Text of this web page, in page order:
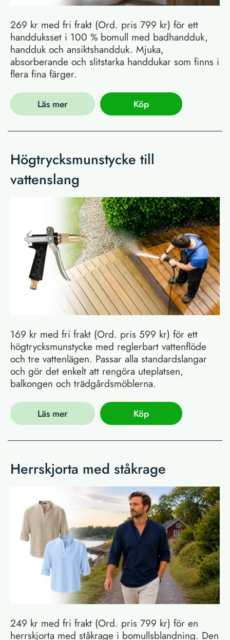
269 kr med fri frakt (Ord. pris 799 kr) för ett
handduksset i 100 % bomull med badhandduk,
handduk och ansiktshandduk. Mjuka,
absorberande och slitstarka handdukar som finns i
flera fina färger.
Läs mer Köp
Högtrycksmunstycke till
vattenslang
169 kr med fri frakt (Ord. pris 599 kr) för ett
högtrycksmunstycke med reglerbart vattenflöde
och tre vattenlägen. Passar alla standardslangar
och gör det enkelt att rengöra uteplatsen,
balkongen och trädgårdsmöblerna.
Läs mer Köp
Herrskjorta med ståkrage
249 kr med fri frakt (Ord. pris 799 kr) för en
herrskjorta med ståkrage i bomullsblandning. Den